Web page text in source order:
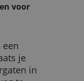
voor
een
je
in